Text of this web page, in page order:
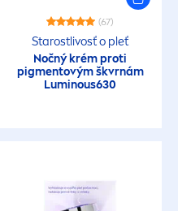
(67)
Starostlivosť o pleť
Nočný krém proti
pigmentovým škvrnám
Luminous630